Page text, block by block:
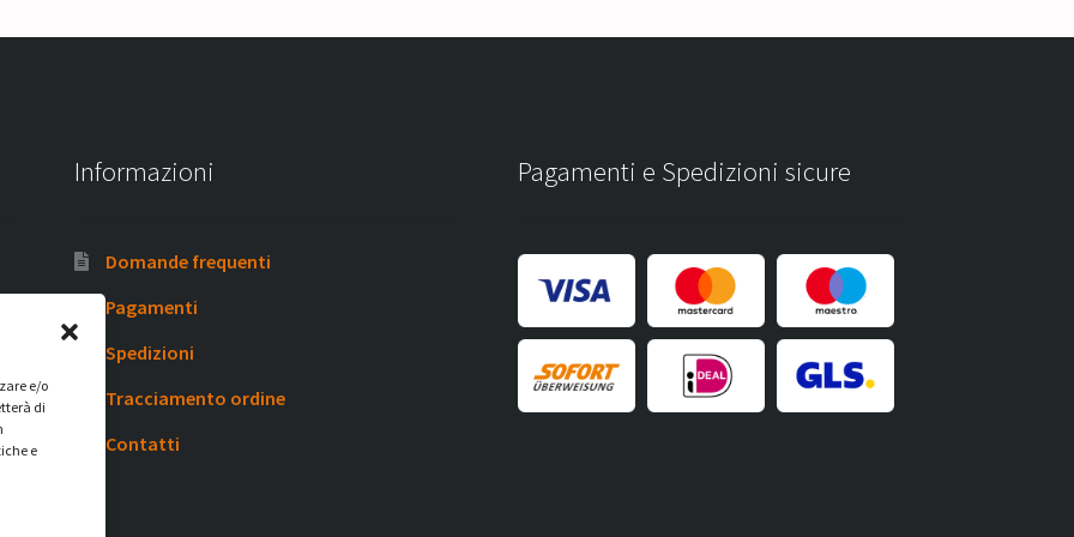
e/o
di
e
Informazioni
Domande frequenti
Pagamenti
Spedizioni
Tracciamento ordine
Contatti
Pagamenti e Spedizioni sicure